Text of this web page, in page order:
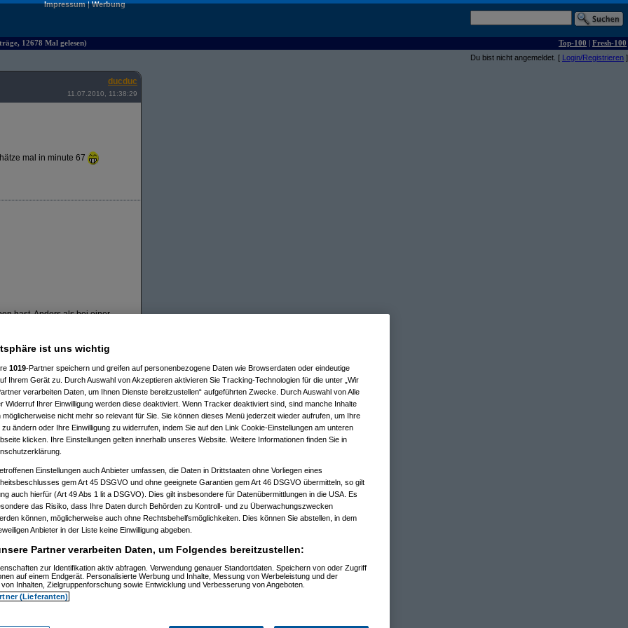
Impressum|Werbung
12678 Mal gelesen) Top-100 | Fresh-100
Du bist nicht angemeldet. [ Login/Registrieren ]
ducduc
11.07.2010, 11:38:29
mal in minute 67
hast. Anders als bei einer
11.07.2010, 13:52:15)
14:49:37)
am 11.07.2010, 15:13:28)
16:27:29)
07:40:59)
07:45:13)
ist uns wichtig
1019-Partner speichern und greifen auf personenbezogene Daten wie Browserdaten oder eindeutige
Ihrem Gerät zu. Durch Auswahl von Akzeptieren aktivieren Sie Tracking-Technologien für die unter „Wir
verarbeiten Daten, um Ihnen Dienste bereitzustellen“ aufgeführten Zwecke. Durch Auswahl von Alle
Widerruf Ihrer Einwilligung werden diese deaktiviert. Wenn Tracker deaktiviert sind, sind manche Inhalte
möglicherweise nicht mehr so relevant für Sie. Sie können dieses Menü jederzeit wieder aufrufen, um Ihre
zu ändern oder Ihre Einwilligung zu widerrufen, indem Sie auf den Link Cookie-Einstellungen am unteren
klicken. Ihre Einstellungen gelten innerhalb unseres Website. Weitere Informationen finden Sie in
Einstellungen auch Anbieter umfassen, die Daten in Drittstaaten ohne Vorliegen eines
gem Art 45 DSGVO und ohne geeignete Garantien gem Art 46 DSGVO übermitteln, so gilt
auch hierfür (Art 49 Abs 1 lit a DSGVO). Dies gilt insbesondere für Datenübermittlungen in die USA. Es
das Risiko, dass Ihre Daten durch Behörden zu Kontroll- und zu Überwachungszwecken
können, möglicherweise auch ohne Rechtsbehelfsmöglichkeiten. Dies können Sie abstellen, in dem
Anbieter in der Liste keine Einwilligung abgeben.
Partner verarbeiten Daten, um Folgendes bereitzustellen:
zur Identifikation aktiv abfragen. Verwendung genauer Standortdaten. Speichern von oder Zugriff
auf einem Endgerät. Personalisierte Werbung und Inhalte, Messung von Werbeleistung und der
Inhalten, Zielgruppenforschung sowie Entwicklung und Verbesserung von Angeboten.
(Lieferanten)